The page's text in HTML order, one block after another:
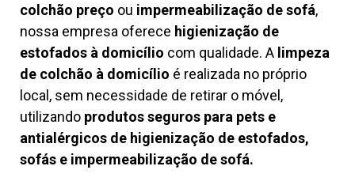
colchão preço ou impermeabilização de sofá,
nossa empresa oferece higienização de
estofados à domicílio com qualidade. A limpeza
de colchão à domicílio é realizada no próprio
local, sem necessidade de retirar o móvel,
utilizando produtos seguros para pets e
antialérgicos de higienização de estofados,
sofás e impermeabilização de sofá.